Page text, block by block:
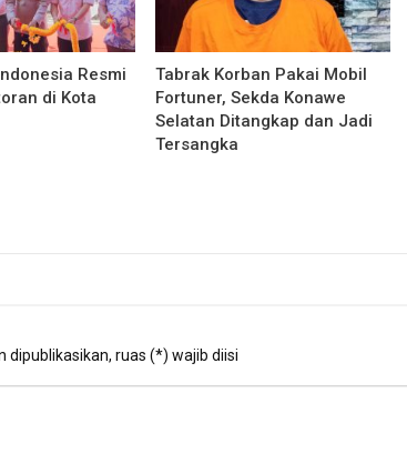
Resmi
di Kota
Tabrak Korban Pakai Mobil
Fortuner, Sekda Konawe
Selatan Ditangkap dan Jadi
Tersangka
ruas (*) wajib diisi